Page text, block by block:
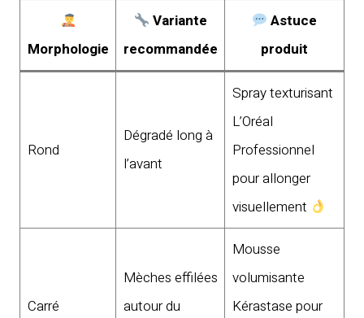
Morphologie
Variante
recommandée
Astuce
produit
Rond
Dégradé long à
l’avant
Spray texturisant
L’Oréal
Professionnel
pour allonger
visuellement
Carré
Mèches effilées
autour du
Mousse
volumisante
Kérastase pour